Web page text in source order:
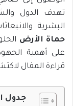
تهدف الدول
البشرية
حماة الأرض
على أهمية
قراءة المقال
جدول